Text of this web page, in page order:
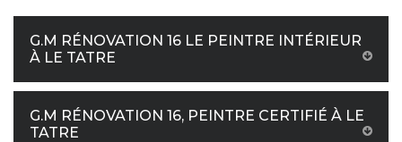
G.M RÉNOVATION 16 LE PEINTRE INTÉRIEUR
À LE TATRE
G.M RÉNOVATION 16, PEINTRE CERTIFIÉ À LE
TATRE